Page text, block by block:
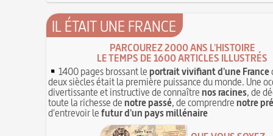
IL ÉTAIT UNE FRANCE
PARCOUREZ 2000 ANS L'HISTOIRE
LE TEMPS DE 1600 ARTICLES ILLUSTRÉS
1400 pages brossant leportrait vivifiant d'une France
deux siècles était la première puissance du monde. Une
divertissante et instructive de connaîtrenos racines, de
toute la richesse denotre passé, de comprendrenotre
d'entrevoir lefutur d'un pays millénaire